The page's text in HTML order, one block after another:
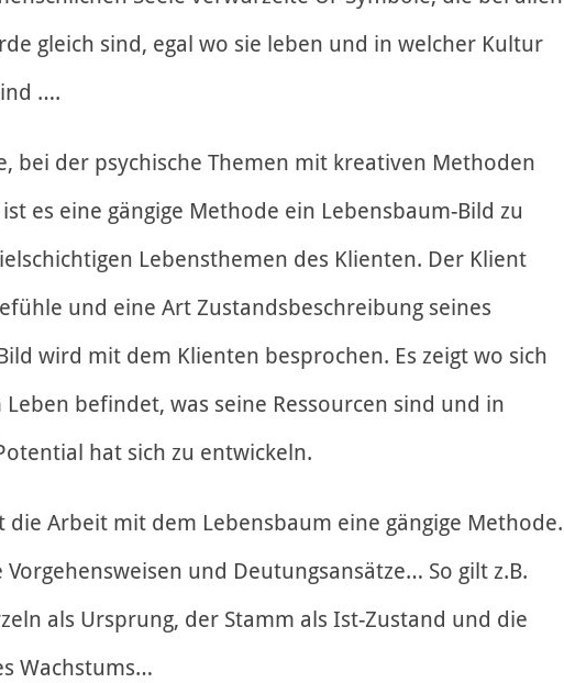
gleich sind, egal wo sie leben und in welcher Kultur
….
bei der psychische Themen mit kreativen Methoden
es eine gängige Methode ein Lebensbaum-Bild zu
Lebensthemen des Klienten. Der Klient
und eine Art Zustandsbeschreibung seines
wird mit dem Klienten besprochen. Es zeigt wo sich
befindet, was seine Ressourcen sind und in
hat sich zu entwickeln.
die Arbeit mit dem Lebensbaum eine gängige Methode.
Vorgehensweisen und Deutungsansätze… So gilt z.B.
als Ursprung, der Stamm als Ist-Zustand und die
Wachstums…